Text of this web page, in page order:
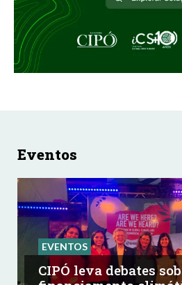
Eventos
EVENTOS
CIPÓ leva debates